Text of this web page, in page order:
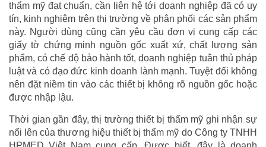
thẩm mỹ đạt chuẩn, cần liên hệ tới doanh nghiệp đã có uy
tín, kinh nghiệm trên thị trường về phân phối các sản phẩm
này. Người dùng cũng cần yêu cầu đơn vị cung cấp các
giấy tờ chứng minh nguồn gốc xuất xứ, chất lượng sản
phẩm, có chế độ bảo hành tốt, doanh nghiệp tuân thủ pháp
luật và có đạo đức kinh doanh lành mạnh. Tuyệt đối không
nên đặt niềm tin vào các thiết bị không rõ nguồn gốc hoặc
được nhập lậu.
Thời gian gần đây, thị trường thiết bị thẩm mỹ ghi nhận sự
nổi lên của thương hiệu thiết bị thẩm mỹ do Công ty TNHH